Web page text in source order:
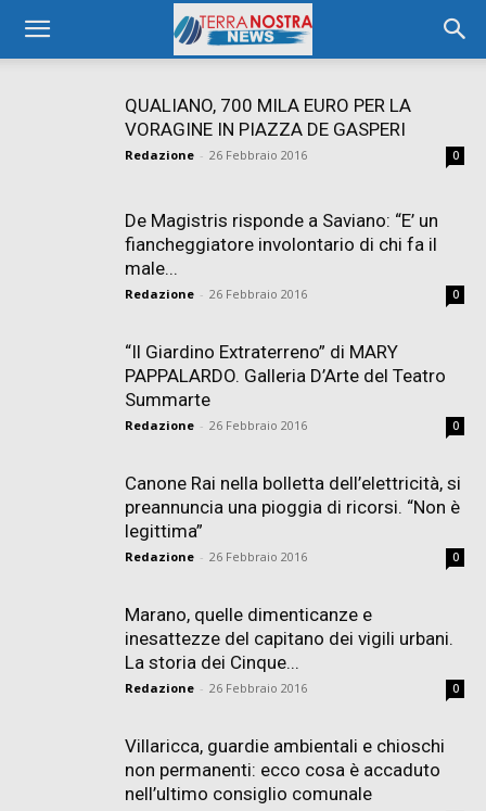
QUALIANO, 700 MILA EURO PER LA
VORAGINE IN PIAZZA DE GASPERI
Redazione - 26 Febbraio 2016 0
De Magistris risponde a Saviano: “E’ un
fiancheggiatore involontario di chi fa il
male...
Redazione - 26 Febbraio 2016 0
“Il Giardino Extraterreno” di MARY
PAPPALARDO. Galleria D’Arte del Teatro
Summarte
Redazione - 26 Febbraio 2016 0
Canone Rai nella bolletta dell’elettricità, si
preannuncia una pioggia di ricorsi. “Non è
legittima”
Redazione - 26 Febbraio 2016 0
Marano, quelle dimenticanze e
inesattezze del capitano dei vigili urbani.
La storia dei Cinque...
Redazione - 26 Febbraio 2016 0
Villaricca, guardie ambientali e chioschi
non permanenti: ecco cosa è accaduto
nell’ultimo consiglio comunale